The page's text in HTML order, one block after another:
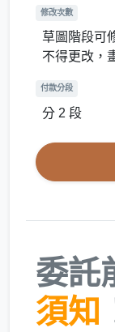
修改次數
草圖階段可
不得更改，
付款分段
分 2 段
委託
須知